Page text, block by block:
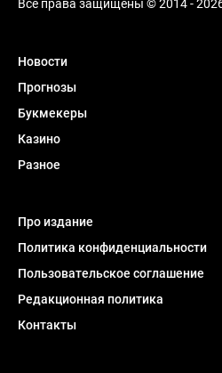
Все права защищены © 2014 - 2026
Новости
Прогнозы
Букмекеры
Казино
Разное
Про издание
Политика конфиденциальности
Пользовательское соглашение
Редакционная политика
Контакты